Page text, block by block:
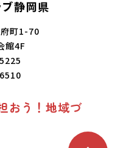
町1-70
館4F
おう！地域づ